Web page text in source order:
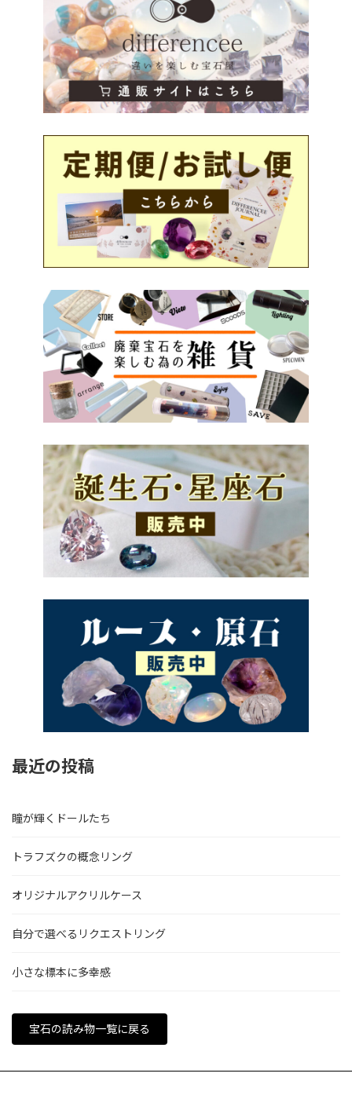
最近の投稿
瞳が輝くドールたち
トラフズクの概念リング
オリジナルアクリルケース
自分で選べるリクエストリング
小さな標本に多幸感
宝石の読み物一覧に戻る